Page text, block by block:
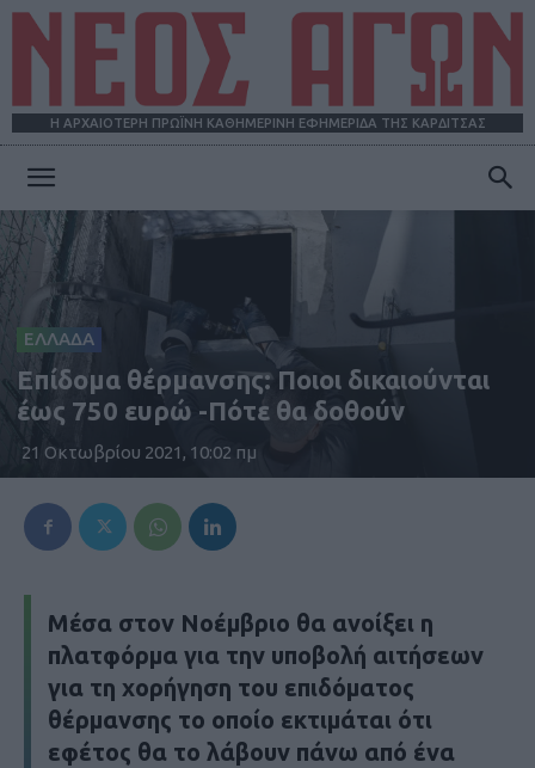
Η ΑΡΧΑΙΟΤΕΡΗ ΠΡΩΪΝΗ ΚΑΘΗΜΕΡΙΝΗ ΕΦΗΜΕΡΙΔΑ ΤΗΣ ΚΑΡΔΙΤΣΑΣ
ΕΛΛΑΔΑ
Επίδομα θέρμανσης: Ποιοι δικαιούνται
έως 750 ευρώ -Πότε θα δοθούν
21 Οκτωβρίου 2021, 10:02 πμ
Μέσα στον Νοέμβριο θα ανοίξει η
πλατφόρμα για την υποβολή αιτήσεων
για τη χορήγηση του επιδόματος
θέρμανσης το οποίο εκτιμάται ότι
εφέτος θα το λάβουν πάνω από ένα